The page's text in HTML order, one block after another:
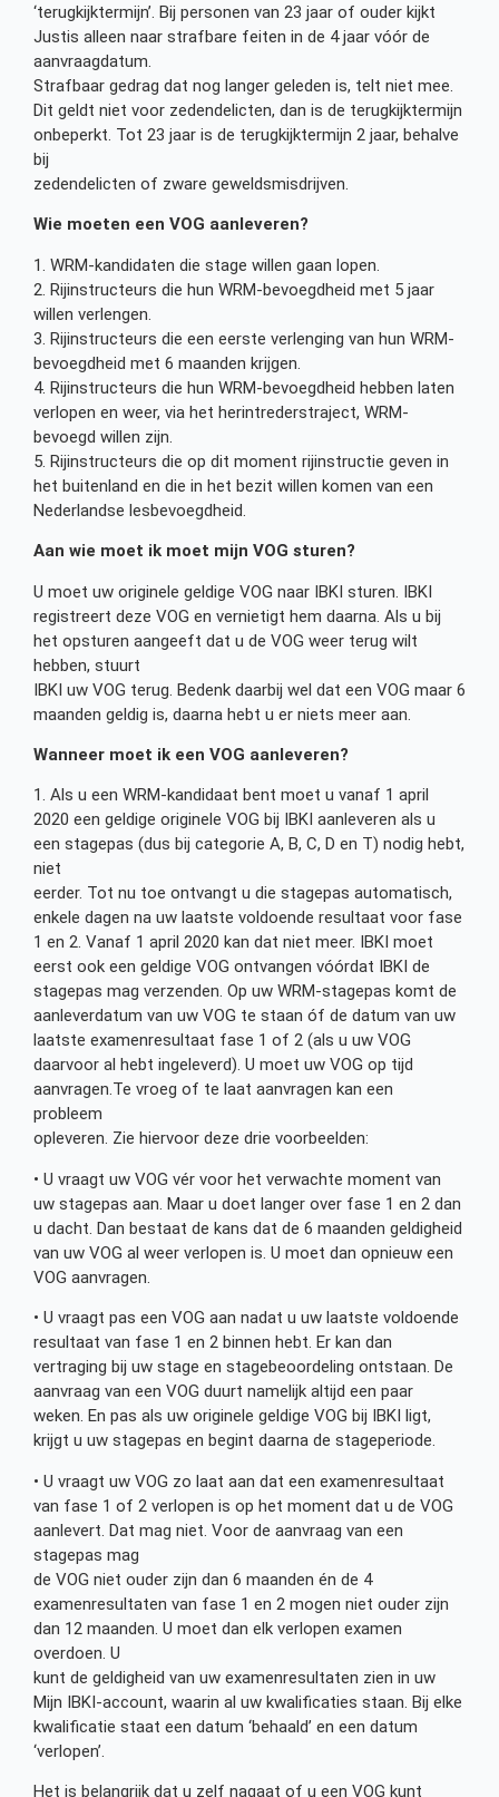
‘terugkijktermijn’. Bij personen van 23 jaar of ouder kijkt
Justis alleen naar strafbare feiten in de 4 jaar vóór de
aanvraagdatum.
Strafbaar gedrag dat nog langer geleden is, telt niet mee.
Dit geldt niet voor zedendelicten, dan is de terugkijktermijn
onbeperkt. Tot 23 jaar is de terugkijktermijn 2 jaar, behalve
bij
zedendelicten of zware geweldsmisdrijven.
Wie moeten een VOG aanleveren?
1. WRM-kandidaten die stage willen gaan lopen.
2. Rijinstructeurs die hun WRM-bevoegdheid met 5 jaar
willen verlengen.
3. Rijinstructeurs die een eerste verlenging van hun WRM-
bevoegdheid met 6 maanden krijgen.
4. Rijinstructeurs die hun WRM-bevoegdheid hebben laten
verlopen en weer, via het herintrederstraject, WRM-
bevoegd willen zijn.
5. Rijinstructeurs die op dit moment rijinstructie geven in
het buitenland en die in het bezit willen komen van een
Nederlandse lesbevoegdheid.
Aan wie moet ik moet mijn VOG sturen?
U moet uw originele geldige VOG naar IBKI sturen. IBKI
registreert deze VOG en vernietigt hem daarna. Als u bij
het opsturen aangeeft dat u de VOG weer terug wilt
hebben, stuurt
IBKI uw VOG terug. Bedenk daarbij wel dat een VOG maar 6
maanden geldig is, daarna hebt u er niets meer aan.
Wanneer moet ik een VOG aanleveren?
1. Als u een WRM-kandidaat bent moet u vanaf 1 april
2020 een geldige originele VOG bij IBKI aanleveren als u
een stagepas (dus bij categorie A, B, C, D en T) nodig hebt,
niet
eerder. Tot nu toe ontvangt u die stagepas automatisch,
enkele dagen na uw laatste voldoende resultaat voor fase
1 en 2. Vanaf 1 april 2020 kan dat niet meer. IBKI moet
eerst ook een geldige VOG ontvangen vóórdat IBKI de
stagepas mag verzenden. Op uw WRM-stagepas komt de
aanleverdatum van uw VOG te staan óf de datum van uw
laatste examenresultaat fase 1 of 2 (als u uw VOG
daarvoor al hebt ingeleverd). U moet uw VOG op tijd
aanvragen.Te vroeg of te laat aanvragen kan een
probleem
opleveren. Zie hiervoor deze drie voorbeelden:
• U vraagt uw VOG vér voor het verwachte moment van
uw stagepas aan. Maar u doet langer over fase 1 en 2 dan
u dacht. Dan bestaat de kans dat de 6 maanden geldigheid
van uw VOG al weer verlopen is. U moet dan opnieuw een
VOG aanvragen.
• U vraagt pas een VOG aan nadat u uw laatste voldoende
resultaat van fase 1 en 2 binnen hebt. Er kan dan
vertraging bij uw stage en stagebeoordeling ontstaan. De
aanvraag van een VOG duurt namelijk altijd een paar
weken. En pas als uw originele geldige VOG bij IBKI ligt,
krijgt u uw stagepas en begint daarna de stageperiode.
• U vraagt uw VOG zo laat aan dat een examenresultaat
van fase 1 of 2 verlopen is op het moment dat u de VOG
aanlevert. Dat mag niet. Voor de aanvraag van een
stagepas mag
de VOG niet ouder zijn dan 6 maanden én de 4
examenresultaten van fase 1 en 2 mogen niet ouder zijn
dan 12 maanden. U moet dan elk verlopen examen
overdoen. U
kunt de geldigheid van uw examenresultaten zien in uw
Mijn IBKI-account, waarin al uw kwalificaties staan. Bij elke
kwalificatie staat een datum ‘behaald’ en een datum
‘verlopen’.
Het is belangrijk dat u zelf nagaat of u een VOG kunt